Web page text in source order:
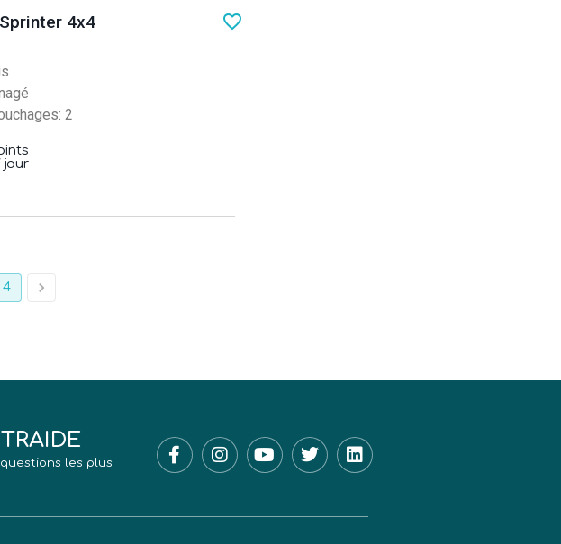
4x4 favorite_border_icon
2
jour
4
les plus